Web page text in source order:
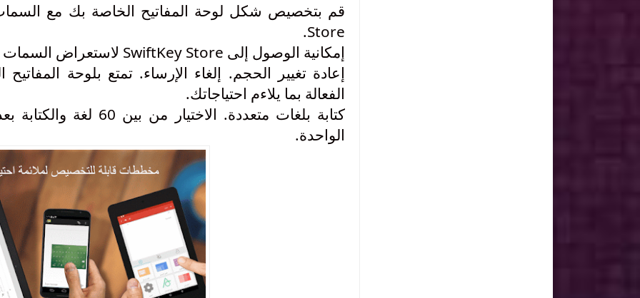
قم بتخصيص شكل
Store.
إمكانية الوصول إلى SwiftKey Store لاستعراض السمات الجديدة.
إعادة تغيير الحجم. إلغاء الإرساء. تمتع بلوحة
الفعالة بما يلاءم احتياجاتك.
كتابة بلغات متعددة.
الواحدة.